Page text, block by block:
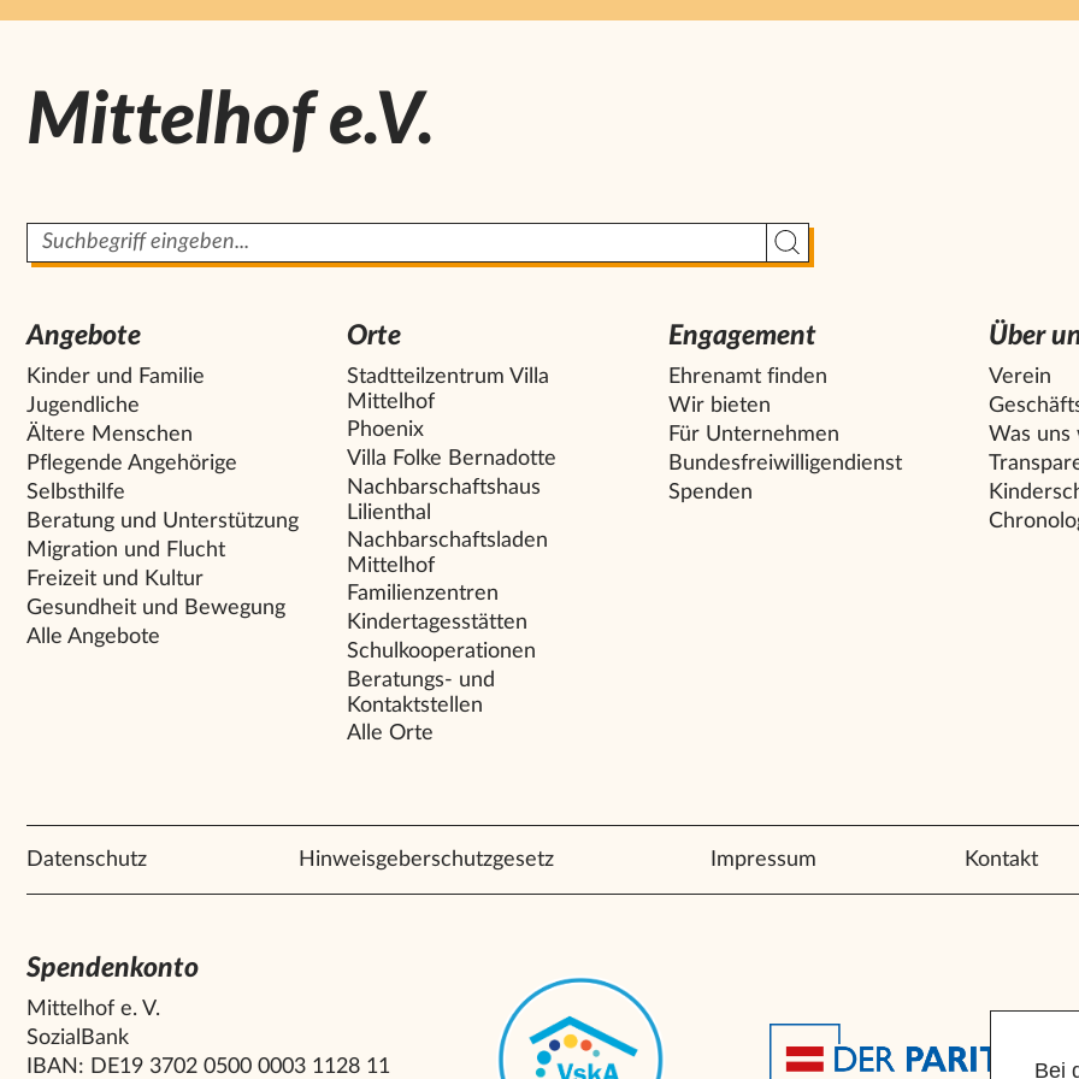
Mittelhof e.V.
Suchbegriff Suche starten
Angebote
Kinder und Familie
Jugendliche
Ältere Menschen
Pflegende Angehörige
Selbsthilfe
Beratung und Unterstützung
Migration und Flucht
Freizeit und Kultur
Gesundheit und Bewegung
Alle Angebote
Orte
Stadtteilzentrum Villa
Mittelhof
Phoenix
Villa Folke Bernadotte
Nachbarschaftshaus
Lilienthal
Nachbarschaftsladen
Mittelhof
Familienzentren
Kindertagesstätten
Schulkooperationen
Beratungs- und
Kontaktstellen
Alle Orte
Engagement
Ehrenamt finden
Wir bieten
Für Unternehmen
Bundesfreiwilligendienst
Spenden
Über
Verein
Was uns
Datenschutz Hinweisgeberschutzgesetz Impressum Kontakt
Spendenkonto
Mittelhof e. V.
SozialBank
IBAN: DE19 3702 0500 0003 1128 11
Bei